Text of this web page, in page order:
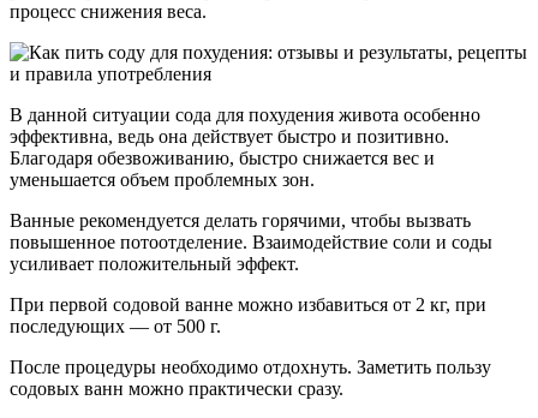
процесс снижения веса.
В данной ситуации сода для похудения живота особенно
эффективна, ведь она действует быстро и позитивно.
Благодаря обезвоживанию, быстро снижается вес и
уменьшается объем проблемных зон.
Ванные рекомендуется делать горячими, чтобы вызвать
повышенное потоотделение. Взаимодействие соли и соды
усиливает положительный эффект.
При первой содовой ванне можно избавиться от 2 кг, при
последующих — от 500 г.
После процедуры необходимо отдохнуть. Заметить пользу
содовых ванн можно практически сразу.